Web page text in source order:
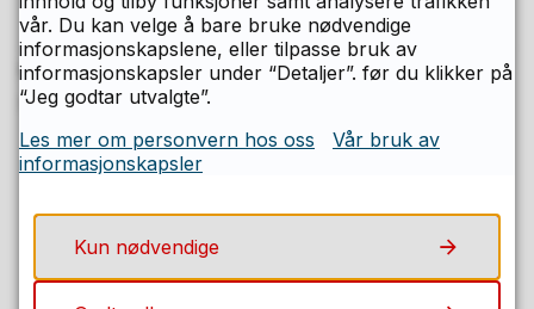
Publisert av
Kristin Josefsen
Sist endret
16.12.2024 13.39
vår. Du kan velge å bare bruke nødvendige
informasjonskapslene, eller tilpasse bruk av
informasjonskapsler under “Detaljer”. før du klikker på
“Jeg godtar utvalgte”.
Les mer om personvern hos oss
Vår bruk av
informasjonskapsler
Kun nødvendige